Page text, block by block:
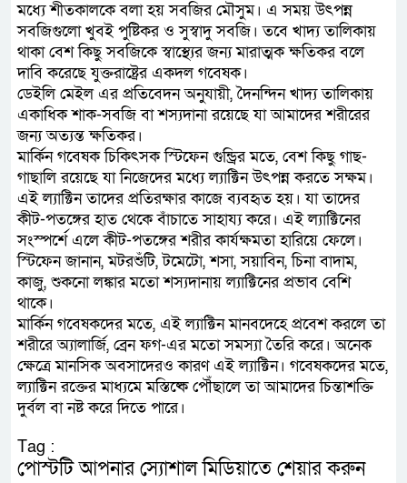
ফ্যাসিবাদবিরোধী আন্দোলনে
নিরপেক্ষ ও বিশ্বাসযোগ্য : প্রধানমন্ত্রী
বাগেরহাট মেডিকেল
মধ্যে শীতকালকে বলা হয় সবজির মৌসুম। এ সময় উৎপন্ন
সবজিগুলো খুবই পুষ্টিকর ও সুস্বাদু সবজি। তবে খাদ্য তালিকায়
থাকা বেশ কিছু সবজিকে স্বাস্থ্যের জন্য মারাত্মক ক্ষতিকর বলে
দাবি করেছে যুক্তরাষ্ট্রের একদল গবেষক।
ডেইলি মেইল এর প্রতিবেদন অনুযায়ী, দৈনন্দিন খাদ্য তালিকায়
একাধিক শাক-সবজি বা শস্যদানা রয়েছে যা আমাদের শরীরের
জন্য অত্যন্ত ক্ষতিকর।
মার্কিন গবেষক চিকিৎসক স্টিফেন গুন্ড্রির মতে, বেশ কিছু গাছ-
গাছালি রয়েছে যা নিজেদের মধ্যে ল্যাক্টিন উৎপন্ন করতে সক্ষম।
এই ল্যাক্টিন তাদের প্রতিরক্ষার কাজে ব্যবহৃত হয়। যা তাদের
কীট-পতঙ্গের হাত থেকে বাঁচাতে সাহায্য করে। এই ল্যাক্টিনের
সংস্পর্শে এলে কীট-পতঙ্গের শরীর কার্যক্ষমতা হারিয়ে ফেলে।
স্টিফেন জানান, মটরশুঁটি, টমেটো, শসা, সয়াবিন, চিনা বাদাম,
কাজু, শুকনো লঙ্কার মতো শস্যদানায় ল্যাক্টিনের প্রভাব বেশি
থাকে।
মার্কিন গবেষকদের মতে, এই ল্যাক্টিন মানবদেহে প্রবেশ করলে তা
শরীরে অ্যালার্জি, ব্রেন ফগ-এর মতো সমস্যা তৈরি করে। অনেক
ক্ষেত্রে মানসিক অবসাদেরও কারণ এই ল্যাক্টিন। গবেষকদের মতে,
ল্যাক্টিন রক্তের মাধ্যমে মস্তিষ্কে পৌঁছালে তা আমাদের চিন্তাশক্তি
দুর্বল বা নষ্ট করে দিতে পারে।
Tag :
পোস্টটি আপনার স্যোশাল মিডিয়াতে শেয়ার করুন